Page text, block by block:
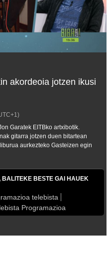
akordeoia jotzen ikusi
Garatek EITBko artxibotik.
gitarra jotzen duen bitartean
aurkezteko Gasteizen egin
BESTE GAI HAUEK
telebista
Programazioa